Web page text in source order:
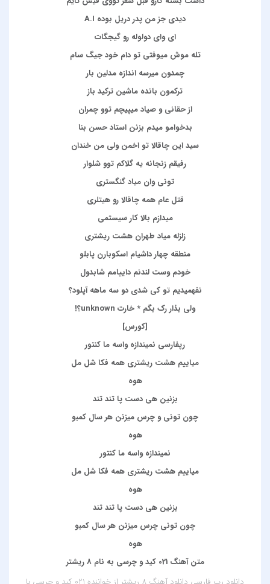
دیدی جز من پدر دریل بوده A.I
ای وای دولوله رو گیجگات
تله موش میوفتی تو دام خود جیگ سام
چمدون میرسه اندازه مدلین بار
ترکمون بانده ماشین ترکید باز
از حقانی و‌ صیاد میپیچم توو چمران
بدخوامو میدم بزنن استاد حسن بنا
سید این چاقالا تو اخمن ولی من خندان
رفیقم زنجانه یه گلاکم توو شلوار
تونی وان میاد گنگستری
قتل عام همه چاقالا رو هیتلری
میدازم بالا کار سیستمی
زلزله میاد طهران هشت ریشتری
منطقه چهار داشیام اسکوبارن پابلو
خودم وست لندنم داییامم شابدول
نفهمیدیم تو کی شدی دو سه ماهه آپلود؟
ولی بذار رک بگم * خارت unknown؟!
[کورس]
رپفارسی نمیندازه واسه ما کنتور
میاییم هشت ریشتری همه فکا شل مل
هوه
بزنین هی دست پا تند تند
چون تونی و چرس میزنن هر سال کمبو
هوه
نمیندازه واسه ما کنتور
میاییم هشت ریشتری همه فکا شل مل
هوه
بزنین هی دست پا تند تند
چون تونی چرس میزنن هر سال کمبو
هوه
متن آهنگ 021 کید و چرسی به نام 8 ریشتر